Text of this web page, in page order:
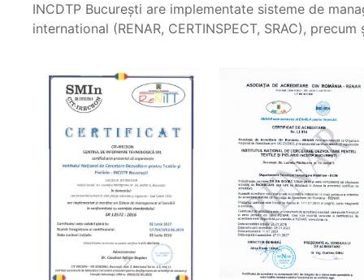
INCDTP Bucureşti are implementate sisteme de
international (RENAR, CERTINSPECT, SRAC),